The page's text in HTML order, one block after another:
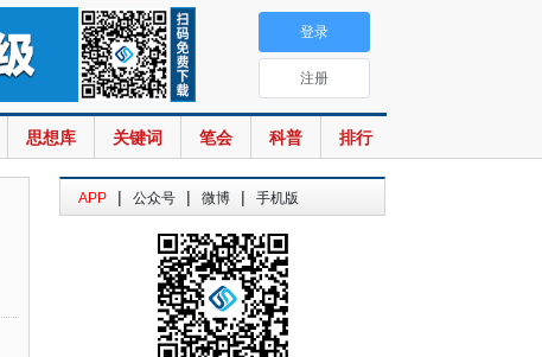
思想库 关键词 笔会 科普 排行
登录
注册
APP | 公众号 | 微博 | 手机版